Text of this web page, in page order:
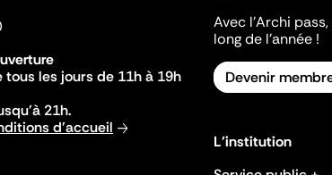
les jours de 11h à 19h
21h.
d'accueil
Avec l’Archi
long de l’année !
Devenir
L'institution